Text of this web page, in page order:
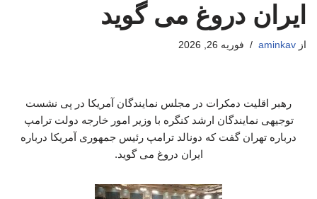
ایران دروغ می گوید
از aminkav فوریه 26, 2026
رهبر اقلیت دمکرات در مجلس نمایندگان آمریکا در پی نشست
توجیهی نمایندگان ارشد کنگره با وزیر امور خارجه دولت ترامپ
درباره تهران گفت که دونالد ترامپ رئیس جمهوری آمریکا درباره
ایران دروغ می گوید.